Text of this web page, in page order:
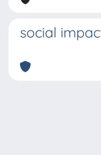
social